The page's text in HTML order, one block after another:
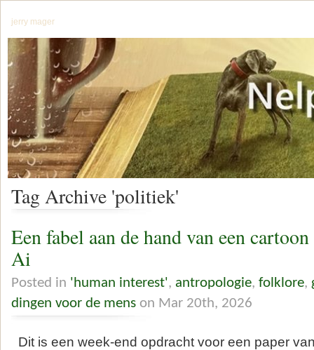
jerry mager
Tag Archive 'politiek'
Een fabel aan de hand van een
Ai
Posted in 'human interest', antropologie, folklore,
dingen voor de mens on Mar 20th, 2026
Dit is een week-end opdracht voor een paper